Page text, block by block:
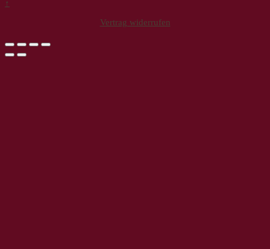
↑
Vertrag widerrufen